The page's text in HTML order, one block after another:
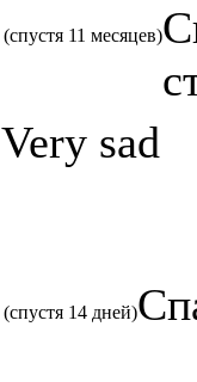
(спустя 11 месяцев)
(спустя 14 дней)